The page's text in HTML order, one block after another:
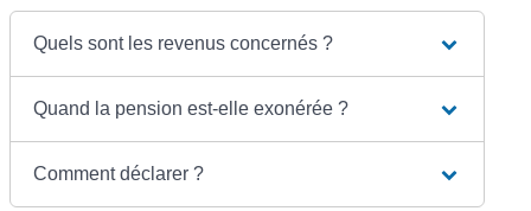
Quels sont les revenus concernés ?
Quand la pension est-elle exonérée ?
Comment déclarer ?